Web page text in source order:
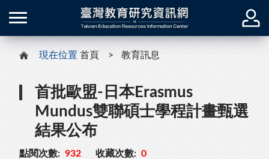
現在位置 首頁 教育訊息
首批歐盟-日本Erasmus
Mundus雙聯碩士學程計畫甄選
結果公布
點閱次數: 932 收藏次數: 0